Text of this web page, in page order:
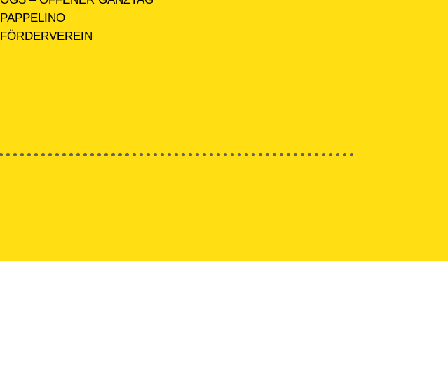
PAPPELINO
FÖRDERVEREIN